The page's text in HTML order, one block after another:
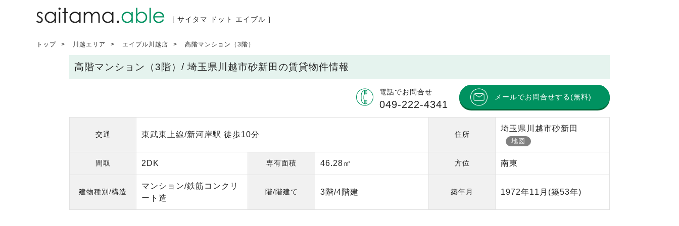
[ サイタマ ドット エイブル ]
トップ 川越エリア エイブル川越店 高階マンション（3階）
高階マンション（3階）/ 埼玉県川越市砂新田の賃貸物件情報
電話でお問合せ
049-222-4341
メールでお問合せする(無料)
交通 東武東上線/新河岸駅 徒歩10分 住所
埼玉県川越市砂新田
地図
間取 2DK 専有面積 46.28㎡ 方位 南東
建物種別/構造
マンション/鉄筋コンクリ
ート造
階/階建て 3階/4階建 築年月 1972年11月 (築53年)